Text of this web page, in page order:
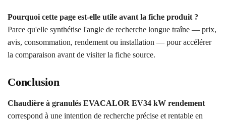
Pourquoi cette page est-elle utile avant la fiche produit ?
Parce qu'elle synthétise l'angle de recherche longue traîne — prix,
avis, consommation, rendement ou installation — pour accélérer
la comparaison avant de visiter la fiche source.
Conclusion
Chaudière à granulés EVACALOR EV34 kW rendement
correspond à une intention de recherche précise et rentable en